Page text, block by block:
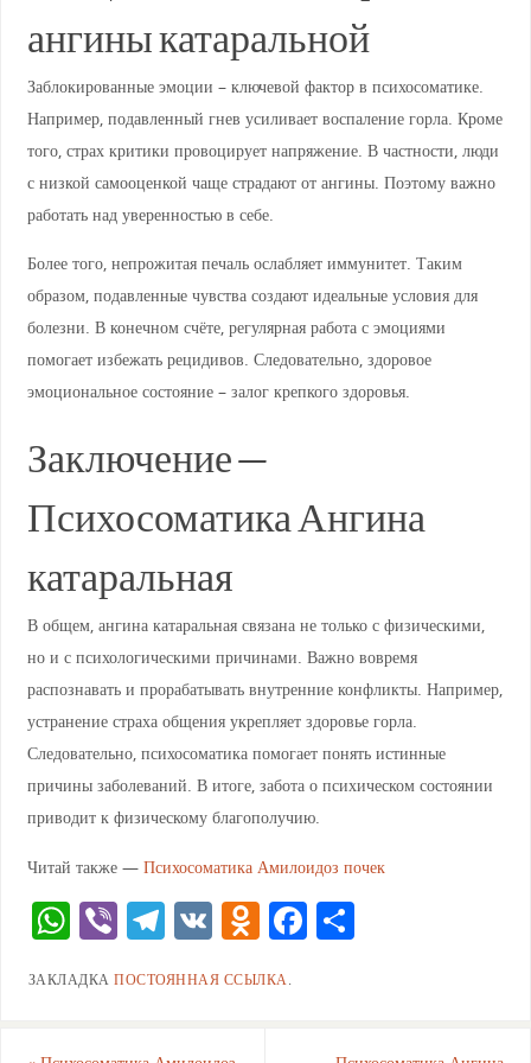
ангины катаральной
Заблокированные эмоции – ключевой фактор в психосоматике.
Например, подавленный гнев усиливает воспаление горла. Кроме
того, страх критики провоцирует напряжение. В частности, люди
с низкой самооценкой чаще страдают от ангины. Поэтому важно
работать над уверенностью в себе.
Более того, непрожитая печаль ослабляет иммунитет. Таким
образом, подавленные чувства создают идеальные условия для
болезни. В конечном счёте, регулярная работа с эмоциями
помогает избежать рецидивов. Следовательно, здоровое
эмоциональное состояние – залог крепкого здоровья.
Заключение —
Психосоматика Ангина
катаральная
В общем, ангина катаральная связана не только с физическими,
но и с психологическими причинами. Важно вовремя
распознавать и прорабатывать внутренние конфликты. Например,
устранение страха общения укрепляет здоровье горла.
Следовательно, психосоматика помогает понять истинные
причины заболеваний. В итоге, забота о психическом состоянии
приводит к физическому благополучию.
Читай также — Психосоматика Амилоидоз почек
W
h
at
Vi
b
er
T
el
e
V
K
O
d
n
F
a
О
ЗАКЛАДКАПОСТОЯННАЯ ССЫЛКА.